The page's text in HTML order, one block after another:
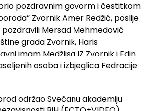
pozdravnim govorm i čestitkom
Zvornik Amer Redžić, poslije
Mersad Mehmedović
grada Zvornik, Haris
imam Medžlisa IZ Zvornik i Edin
osoba i izbjeglica Fedracije